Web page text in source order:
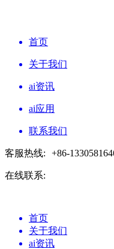
首页
关于我们
ai资讯
ai应用
联系我们
客服热线: +86-
在线联系:
首页
关于我们
ai资讯